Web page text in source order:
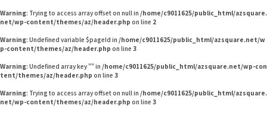
Warning: Trying to access array offset on null in /home/c9011625/public_html/azsquare.
net/wp-content/themes/az/header.php on line 2
Warning: Undefined variable $pageId in /home/c9011625/public_html/azsquare.net/w
p-content/themes/az/header.php on line 3
Warning: Undefined array key "" in /home/c9011625/public_html/azsquare.net/wp-con
tent/themes/az/header.php on line 3
Warning: Trying to access array offset on null in /home/c9011625/public_html/azsquare.
net/wp-content/themes/az/header.php on line 3
TAG LIST
見つける
楽しむ